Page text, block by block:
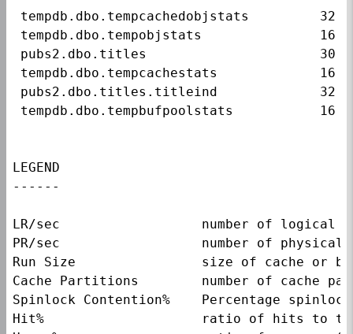
tempdb.dbo.tempcachedobjstats
tempdb.dbo.tempobjstats
pubs2.dbo.titles                      30
tempdb.dbo.tempcachestats
pubs2.dbo.titles.titleind
tempdb.dbo.tempbufpoolstats
LEGEND
------
LR/sec                  number of logical
PR/sec                  number of physical
Run Size                size of cache or
Cache Partitions        number of cache
Spinlock Contention%    Percentage
Hit%                    ratio of hits to